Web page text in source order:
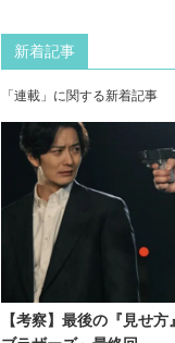
新着記事
「連載」に関する新着記事
【考察】最後の『見せ